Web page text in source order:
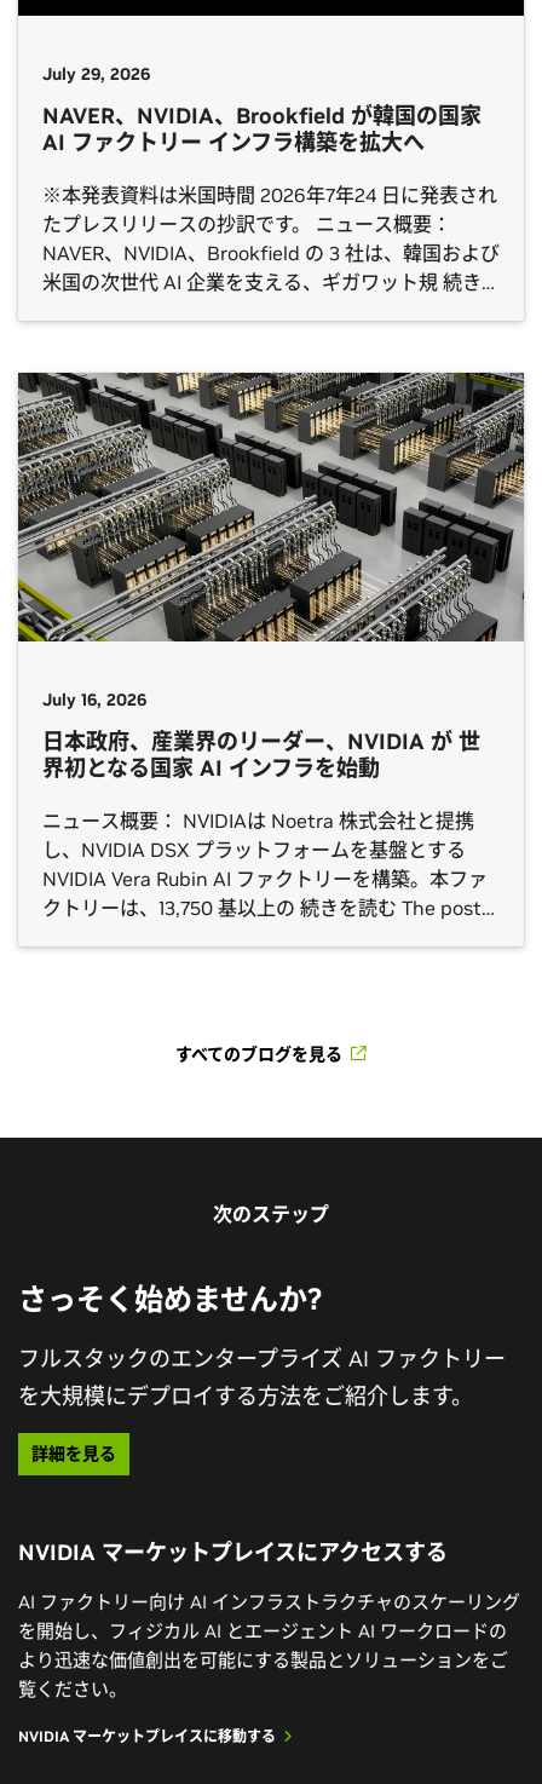
July 29, 2026
NAVER、NVIDIA、Brookfield が韓国の国家
AI ファクトリー インフラ構築を拡大へ
※本発表資料は米国時間 2026年7年24 日に発表され
たプレスリリースの抄訳です。 ニュース概要：
NAVER、NVIDIA、Brookfield の 3 社は、韓国および
米国の次世代 AI 企業を支える、ギガワット規 続き
appeared first on NVIDIA | Japan Blog.
July 16, 2026
日本政府、産業界のリーダー、NVIDIA が 世
界初となる国家 AI インフラを始動
ニュース概要： NVIDIAは Noetra 株式会社と提携
し、NVIDIA DSX プラットフォームを基盤とする
NVIDIA Vera Rubin AI ファクトリーを構築。本ファ
クトリーは、13,750 基以上の 続きを読む The post
すべてのブログを見る
新たな産業革命向けの AI ファクトリー
クトリーの構築にどのように使用されているかをご覧く
今すぐ視聴する
次のステップ
さっそく始めませんか?
フルスタックのエンタープライズ AI ファクトリー
を大規模にデプロイする方法をご紹介します。
詳細を見る
NVIDIA マーケットプレイスにアクセスする
AI ファクトリー向け AI インフラストラクチャのスケーリング
を開始し、フィジカル AI とエージェント AI ワークロードの
より迅速な価値創出を可能にする製品とソリューションをご
覧ください。
NVIDIA マーケットプレイスに移動する